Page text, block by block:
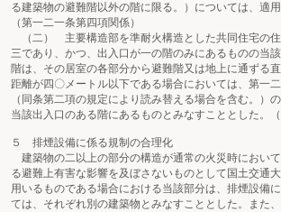
る建築物の避難階以外の階に限る。）については、適用
（第一二一条第四項関係）
（二） 主要構造部を準耐火構造とした共同住宅の
三であり、かつ、出入口が一の階のみにあるものの当
階は、その居室の各部分から避難階又は地上に通ずる
距離が四〇メートル以下である場合においては、第一
（同条第二項の規定により読み替える場合を含む。）
当該出入口のある階にあるものとみなすこととした。
５ 排煙設備に係る規制の合理化
建築物の二以上の部分の構造が通常の火災時におい
る避難上有害な影響を及ぼさないものとして国土交通
用いるものである場合における当該部分は、排煙設備
ては、それぞれ別の建築物とみなすこととした。また